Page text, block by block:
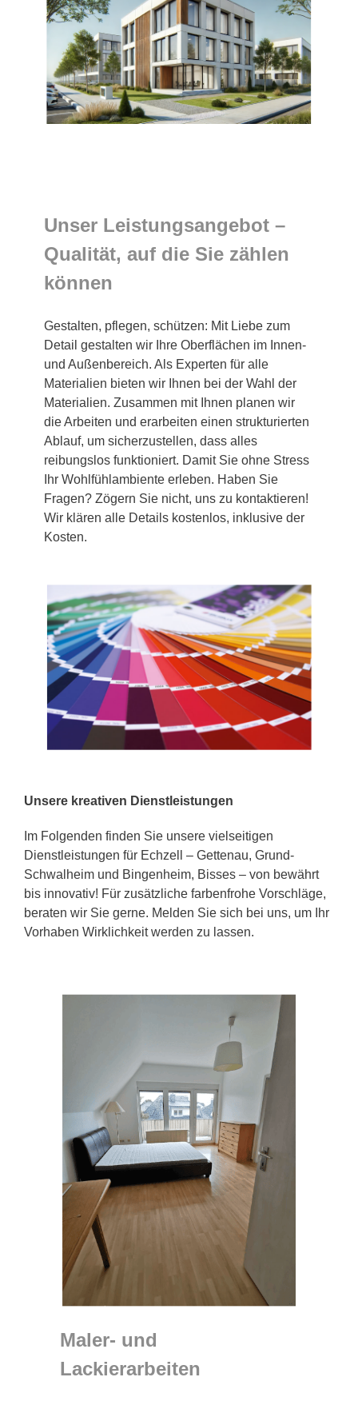
Unser Leistungsangebot –
Qualität, auf die Sie zählen
können
Gestalten, pflegen, schützen: Mit Liebe zum
Detail gestalten wir Ihre Oberflächen im Innen-
und Außenbereich. Als Experten für alle
Materialien bieten wir Ihnen bei der Wahl der
Materialien. Zusammen mit Ihnen planen wir
die Arbeiten und erarbeiten einen strukturierten
Ablauf, um sicherzustellen, dass alles
reibungslos funktioniert. Damit Sie ohne Stress
Ihr Wohlfühlambiente erleben. Haben Sie
Fragen? Zögern Sie nicht, uns zu kontaktieren!
Wir klären alle Details kostenlos, inklusive der
Kosten.
Unsere kreativen Dienstleistungen
Im Folgenden finden Sie unsere vielseitigen
Dienstleistungen für Echzell – Gettenau, Grund-
Schwalheim und Bingenheim, Bisses – von bewährt
bis innovativ! Für zusätzliche farbenfrohe Vorschläge,
beraten wir Sie gerne. Melden Sie sich bei uns, um Ihr
Vorhaben Wirklichkeit werden zu lassen.
Maler- und
Lackierarbeiten